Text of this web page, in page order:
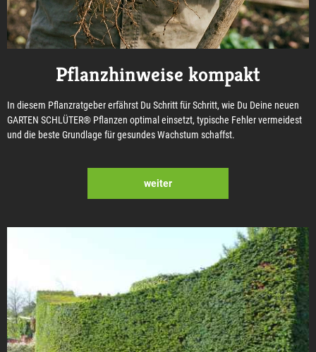
Pflanzhinweise kompakt
In diesem Pflanzratgeber erfährst Du Schritt für Schritt, wie Du Deine neuen
GARTEN SCHLÜTER® Pflanzen optimal einsetzt, typische Fehler vermeidest
und die beste Grundlage für gesundes Wachstum schaffst.
weiter